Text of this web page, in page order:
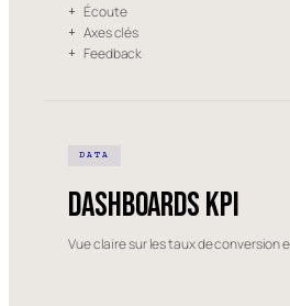
+ Écoute
+ Axes clés
+ Feedback
DATA
Dashboards KPI
Vue claire sur les taux de conversion